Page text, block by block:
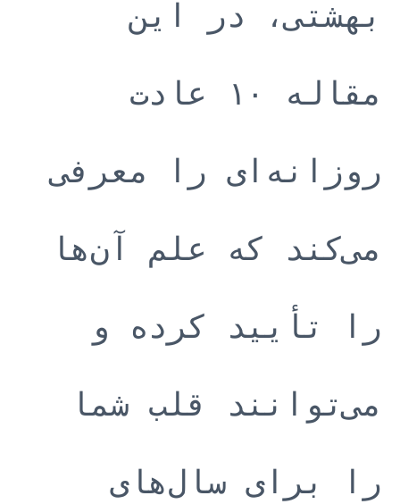
بهشتی، در این
مقاله ۱۰ عادت
روزانه‌ای را معرفی
می‌کند که علم آن‌ها
را تأیید کرده و
می‌توانند قلب شما
را برای سال‌های